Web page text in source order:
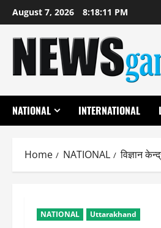
Skip
to
content
August 7, 2026 8:18:12 PM
NATIONAL INTERNATIONAL
Home NATIONAL विज्ञान
NATIONAL Uttarakhand